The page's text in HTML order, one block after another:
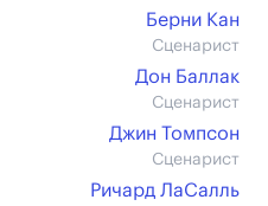
Берни Кан
Сценарист
Дон Баллак
Сценарист
Джин Томпсон
Сценарист
Ричард ЛаСалль